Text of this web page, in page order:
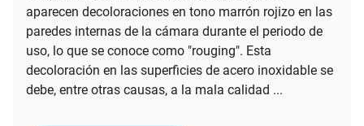
aparecen decoloraciones en tono marrón rojizo en las
paredes internas de la cámara durante el periodo de
uso, lo que se conoce como "rouging". Esta
decoloración en las superficies de acero inoxidable se
debe, entre otras causas, a la mala calidad ...